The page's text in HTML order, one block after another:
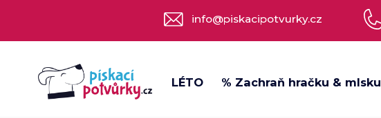
info@piskacipotvurky.cz
LÉTO % Zachraň hračku & mlsku